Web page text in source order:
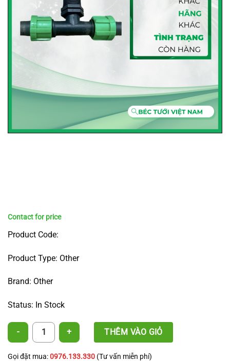
Product Code:
Product Type: Other
Brand: Other
Status: In Stock
Male Threaded Tape Tee 16–21 quantity
THÊM VÀO GIỎ
Gọi đặt mua:0976.133.330 (Tư vấn miễn phí)